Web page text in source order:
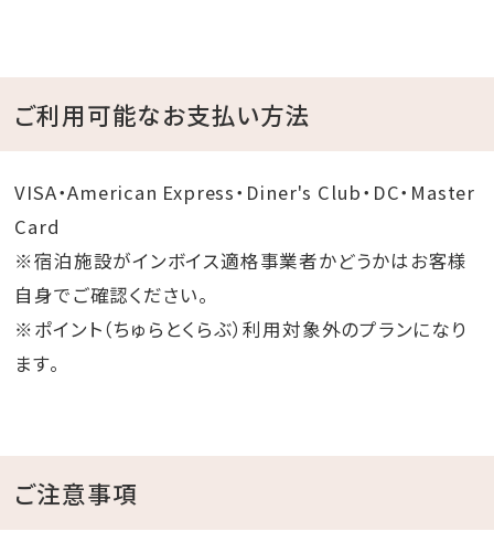
能性
があります。
①ルネッサンスリゾートオキナワ
②おんなの駅 なかゆくい市場前
③ザ・ムーンビーチミュージアムリゾート
2.手配完了後、お客様指定のメールアドレス宛にお迎え
に上がる
タクシー会社名と車両番号をご連絡いたします。
※お迎えタクシーの手配は必ずご宿泊日の2日前までに
※お客様手配によるタクシー料金の事後請求はご対応
出来かねます。
飛行機やバス等、公共交通機関の運行状況によって
ご利用可能なお支払い方法
VISA・American Express・Diner's Club・DC・Master
Card
※宿泊施設がインボイス適格事業者かどうかはお客様
自身でご確認ください。
※ポイント（ちゅらとくらぶ）利用対象外のプランになり
ます。
ご注意事項